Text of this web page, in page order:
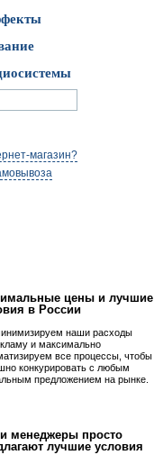
магазин?
цены и лучшие
в России
наши расходы
и максимально
все процессы, чтобы
конкурировать с любым
предложением на рынке.
менеджеры просто
лучшие условия